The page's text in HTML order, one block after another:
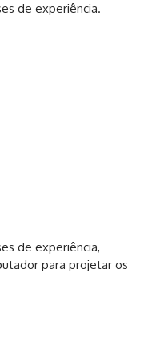
de experiência.
de experiência,
para projetar os